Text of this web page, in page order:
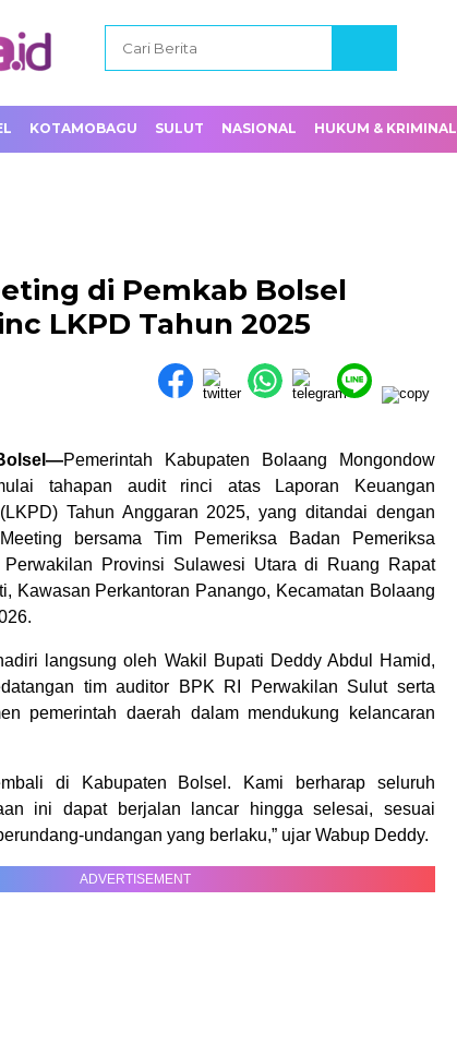
KOTAMOBAGU SULUT NASIONAL HUKUM & KRIMINAL
di Pemkab Bolsel
LKPD Tahun 2025
Pemerintah Kabupaten Bolaang Mongondow
tahapan audit rinci atas Laporan Keuangan
Tahun Anggaran 2025, yang ditandai dengan
bersama Tim Pemeriksa Badan Pemeriksa
Provinsi Sulawesi Utara di Ruang Rapat
Kawasan Perkantoran Panango, Kecamatan Bolaang
langsung oleh Wakil Bupati Deddy Abdul Hamid,
tim auditor BPK RI Perwakilan Sulut serta
pemerintah daerah dalam mendukung kelancaran
di Kabupaten Bolsel. Kami berharap seluruh
ini dapat berjalan lancar hingga selesai, sesuai
undangan yang berlaku,” ujar Wabup Deddy.
ADVERTISEMENT